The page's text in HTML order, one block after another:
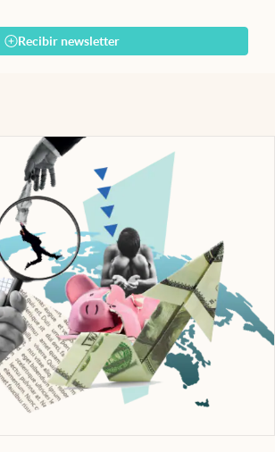
Recibir newsletter